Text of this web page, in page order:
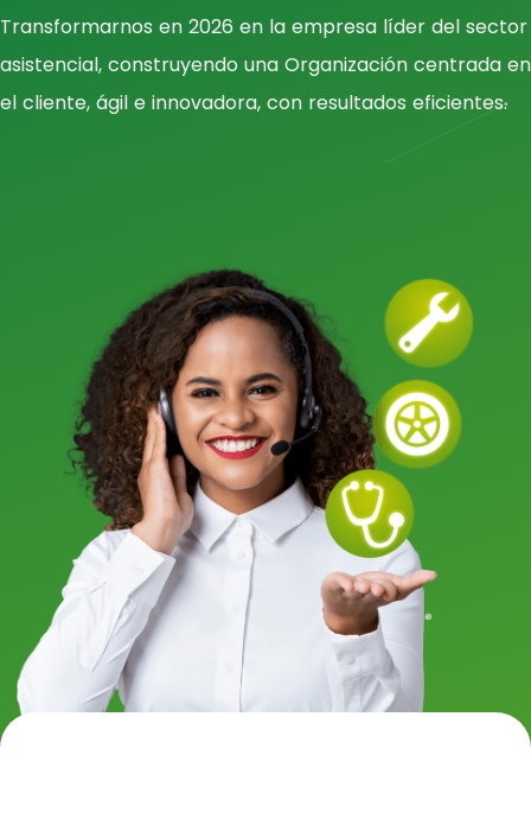
Transformarnos en 2026 en la empresa líder del sector
asistencial, construyendo una Organización centrada en
el cliente, ágil e innovadora, con resultados eficientes.